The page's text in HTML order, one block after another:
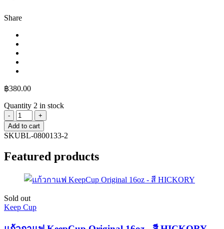
Share
฿380.00
Quantity 2 in stock
Bialettiกรวย
กรอง
กาแฟ
ขนาด3
0800133-
2
Add to cart
SKUBL-0800133-2
Featured products
Sold out
Keep Cup